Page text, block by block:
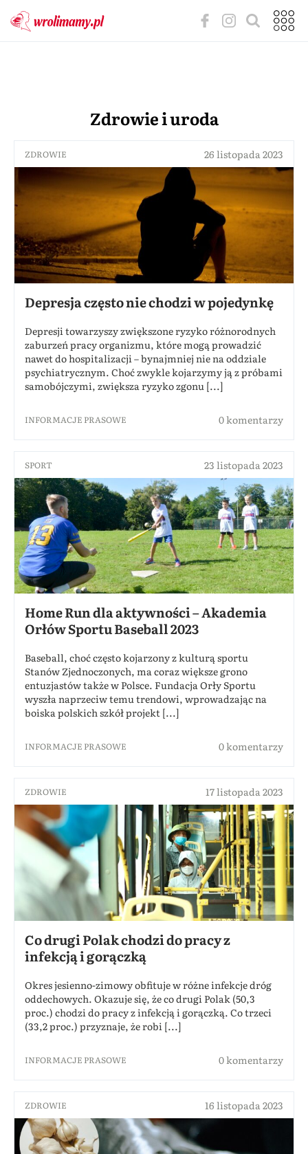
Zdrowie i uroda
ZDROWIE 26 listopada 2023
Depresja często nie chodzi w pojedynkę
Depresji towarzyszy zwiększone ryzyko różnorodnych
zaburzeń pracy organizmu, które mogą prowadzić
nawet do hospitalizacji – bynajmniej nie na oddziale
psychiatrycznym. Choć zwykle kojarzymy ją z próbami
samobójczymi, zwiększa ryzyko zgonu [...]
INFORMACJE PRASOWE 0 komentarzy
SPORT 23 listopada 2023
Home Run dla aktywności – Akademia
Orłów Sportu Baseball 2023
Baseball, choć często kojarzony z kulturą sportu
Stanów Zjednoczonych, ma coraz większe grono
entuzjastów także w Polsce. Fundacja Orły Sportu
wyszła naprzeciw temu trendowi, wprowadzając na
boiska polskich szkół projekt [...]
INFORMACJE PRASOWE 0 komentarzy
ZDROWIE 17 listopada 2023
Co drugi Polak chodzi do pracy z
infekcją i gorączką
Okres jesienno-zimowy obfituje w różne infekcje dróg
oddechowych. Okazuje się, że co drugi Polak (50,3
proc.) chodzi do pracy z infekcją i gorączką. Co trzeci
(33,2 proc.) przyznaje, że robi [...]
INFORMACJE PRASOWE 0 komentarzy
ZDROWIE 16 listopada 2023